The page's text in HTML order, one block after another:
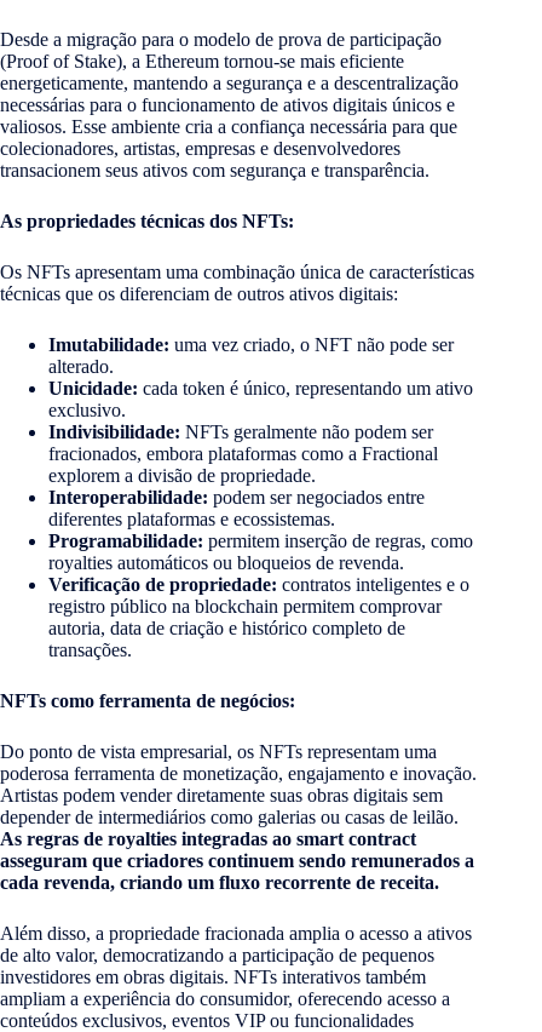
Desde a migração para o modelo de prova de participação
(Proof of Stake), a Ethereum tornou-se mais eficiente
energeticamente, mantendo a segurança e a descentralização
necessárias para o funcionamento de ativos digitais únicos e
valiosos. Esse ambiente cria a confiança necessária para que
colecionadores, artistas, empresas e desenvolvedores
transacionem seus ativos com segurança e transparência.
As propriedades técnicas dos NFTs:
Os NFTs apresentam uma combinação única de características
técnicas que os diferenciam de outros ativos digitais:
Imutabilidade: uma vez criado, o NFT não pode ser
alterado.
Unicidade: cada token é único, representando um ativo
exclusivo.
Indivisibilidade: NFTs geralmente não podem ser
fracionados, embora plataformas como a Fractional
explorem a divisão de propriedade.
Interoperabilidade: podem ser negociados entre
diferentes plataformas e ecossistemas.
Programabilidade: permitem inserção de regras, como
royalties automáticos ou bloqueios de revenda.
Verificação de propriedade: contratos inteligentes e o
registro público na blockchain permitem comprovar
autoria, data de criação e histórico completo de
transações.
NFTs como ferramenta de negócios:
Do ponto de vista empresarial, os NFTs representam uma
poderosa ferramenta de monetização, engajamento e inovação.
Artistas podem vender diretamente suas obras digitais sem
depender de intermediários como galerias ou casas de leilão.
As regras de royalties integradas ao smart contract
asseguram que criadores continuem sendo remunerados a
cada revenda, criando um fluxo recorrente de receita.
Além disso, a propriedade fracionada amplia o acesso a ativos
de alto valor, democratizando a participação de pequenos
investidores em obras digitais. NFTs interativos também
ampliam a experiência do consumidor, oferecendo acesso a
conteúdos exclusivos, eventos VIP ou funcionalidades